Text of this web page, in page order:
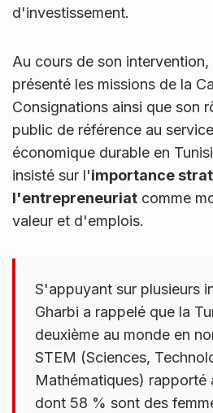
d'investissement.
Au cours de son intervention,
présenté les missions de la
Consignations ainsi que son
public de référence au
économique durable en
insisté sur l'importance
l'entrepreneuriat comme
valeur et d'emplois.
S'appuyant sur plusieurs
Gharbi a rappelé que la
deuxième au monde en
STEM (Sciences,
Mathématiques) rapporté
dont 58 % sont des